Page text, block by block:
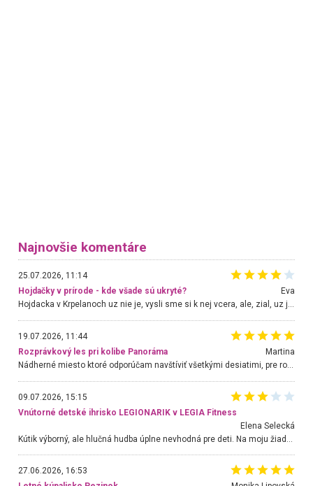
Najnovšie komentáre
25.07.2026, 11:14
Hojdačky v prírode - kde všade sú ukryté?
Eva
Hojdacka v Krpelanoch uz nie je, vysli sme si k nej vcera, ale, zial, uz je znicena. Ak sem planujete cestu len kvoli hojdacke, mozete si ju usetrit. Krasny vyhlad je tu vsak aj bez hojdacky :-)
19.07.2026, 11:44
Rozprávkový les pri kolibe Panoráma
Martina
Nádherné miesto ktoré odporúčam navštíviť všetkými desiatimi, pre rodiny s deťmi, dôchodcom... Proste a jednoducho ozaj rozprávkový les.. určite ešte prídeme. Odniesli sme si na pamiatku krásne tričká,
09.07.2026, 15:15
Vnútorné detské ihrisko LEGIONARIK v LEGIA Fitness
Elena Selecká
27.06.2026, 16:53